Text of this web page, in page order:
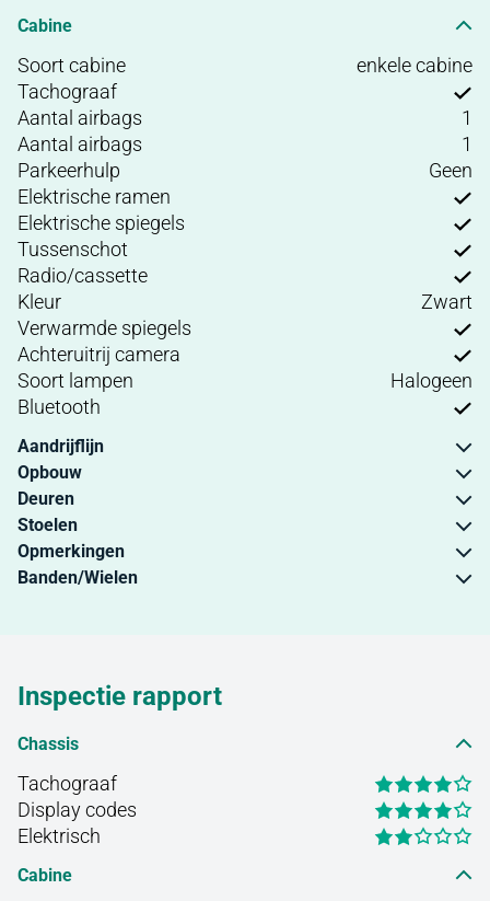
Cabine
Soort cabine
enkele cabine
Tachograaf
Aantal airbags
1
Aantal airbags
1
Parkeerhulp
Geen
Elektrische ramen
Elektrische spiegels
Tussenschot
Radio/cassette
Kleur
Zwart
Verwarmde spiegels
Achteruitrij camera
Soort lampen
Halogeen
Bluetooth
Aandrijflijn
Opbouw
Deuren
Stoelen
Opmerkingen
Banden/Wielen
Inspectie rapport
Chassis
Tachograaf
Display codes
Elektrisch
Cabine